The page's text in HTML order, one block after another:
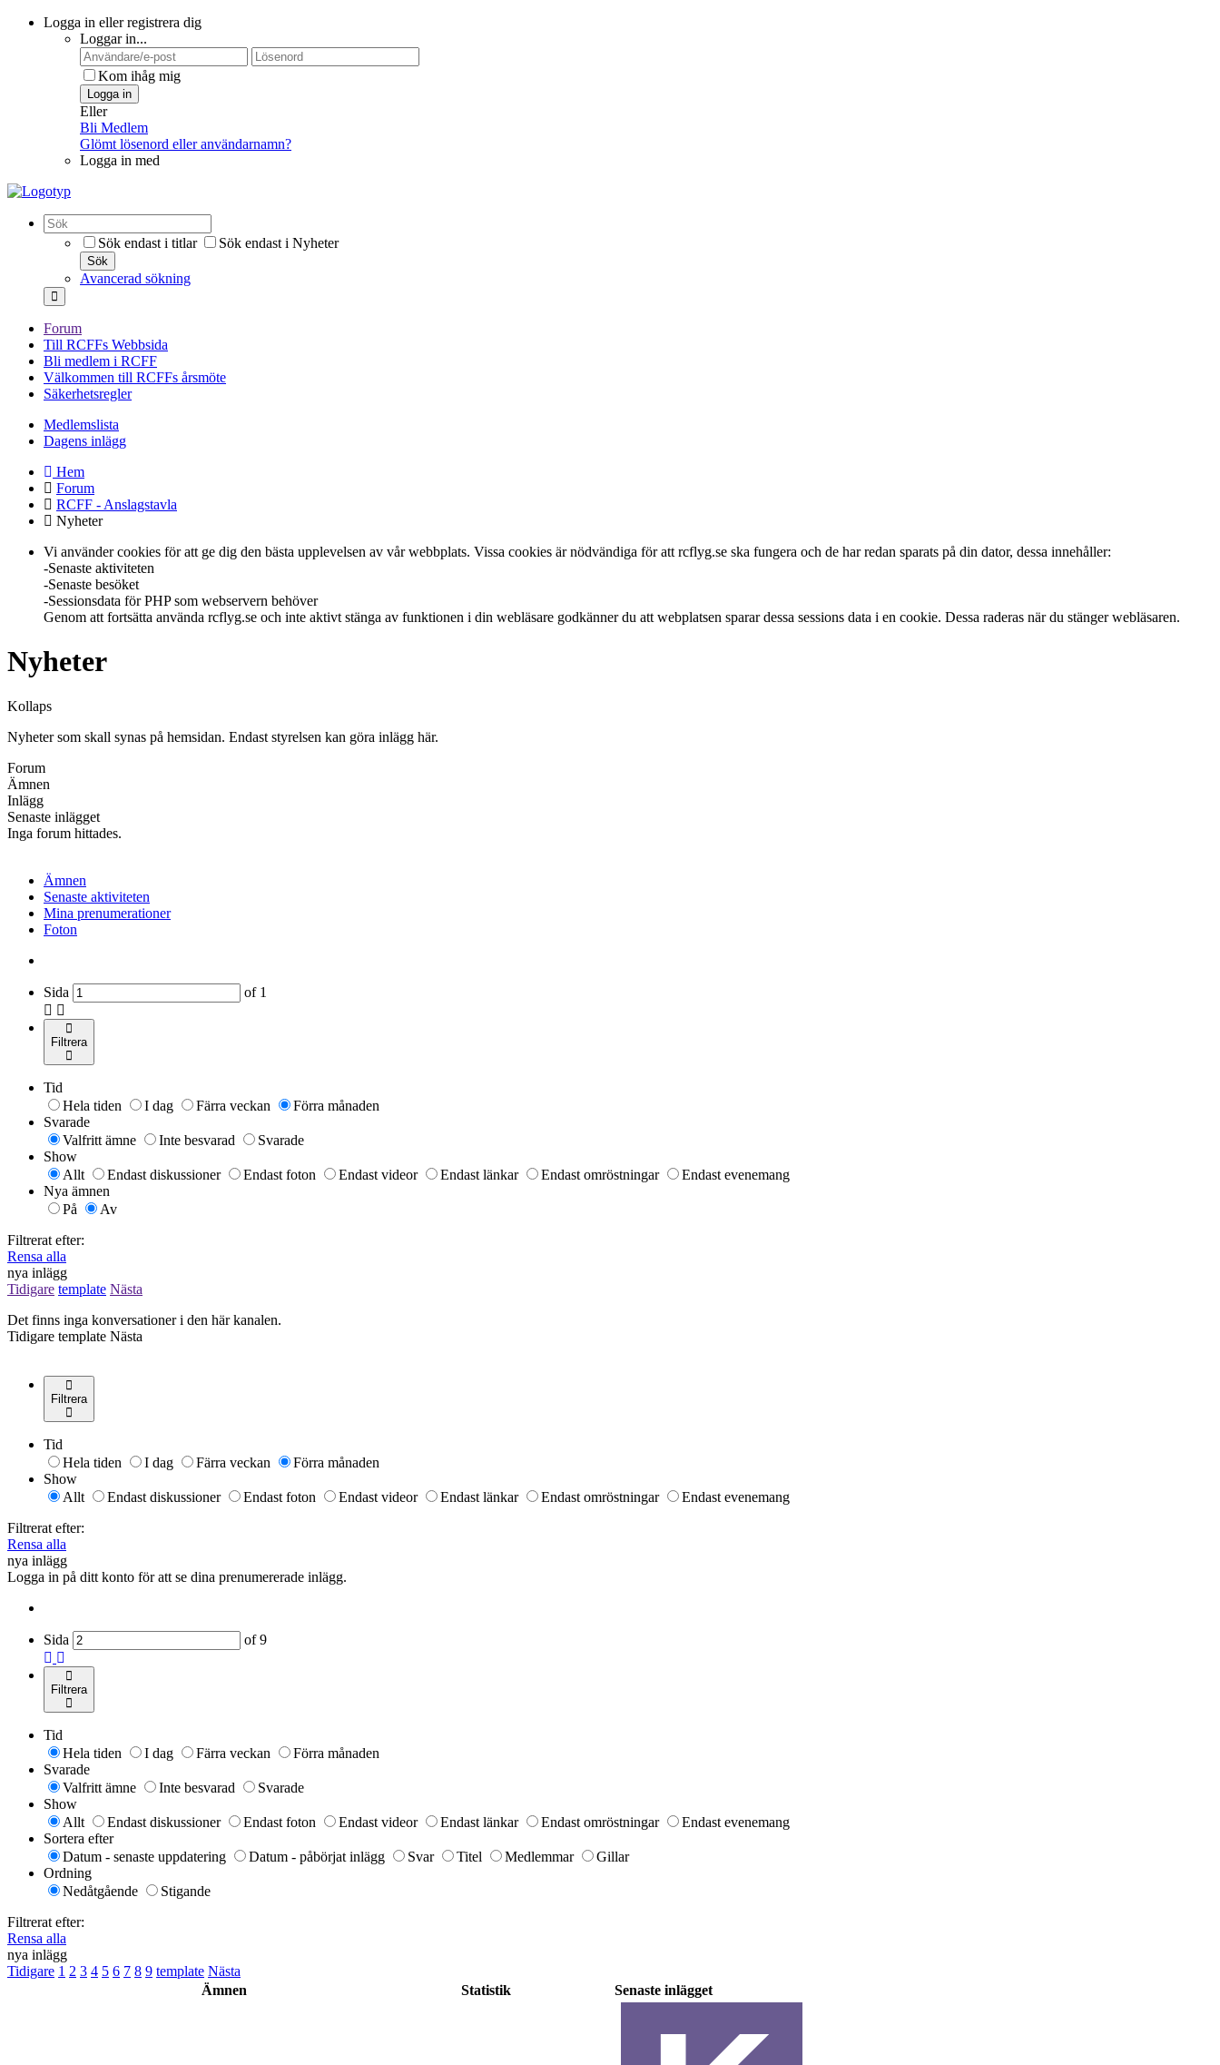
Logga in eller registrera dig
Loggar in...
Kom ihåg mig
Logga in
Eller
Bli Medlem
Glömt lösenord eller användarnamn?
Logga in med
Sök endast i titlar Sök endast i Nyheter
Sök
Avancerad sökning
Forum
Till RCFFs Webbsida
Bli medlem i RCFF
Välkommen till RCFFs årsmöte
Säkerhetsregler
Medlemslista
Dagens inlägg
Hem
Forum
RCFF - Anslagstavla
Nyheter
Vi använder cookies för att ge dig den bästa upplevelsen av vår webbplats. Vissa cookies är nödvändiga för att rcflyg.se ska fungera och de har redan sparats på din dator, dessa innehåller:
-Senaste aktiviteten
-Senaste besöket
-Sessionsdata för PHP som webservern behöver
Genom att fortsätta använda rcflyg.se och inte aktivt stänga av funktionen i din webläsare godkänner du att webplatsen sparar dessa sessions data i en cookie. Dessa raderas när du stänger webläsaren.
Nyheter
Kollaps
Nyheter som skall synas på hemsidan. Endast styrelsen kan göra inlägg här.
Forum
Ämnen
Inlägg
Senaste inlägget
Inga forum hittades.
Ämnen
Senaste aktiviteten
Mina prenumerationer
Foton
Sida of 1
Filtrera
Tid
Hela tiden
I dag Färra veckan
Förra månaden
Svarade
Valfritt ämne
Inte besvarad
Svarade
Show
Allt
Endast diskussioner Endast foton Endast videor Endast länkar Endast omröstningar
Endast evenemang
Nya ämnen
På
Av
Filtrerat efter:
Rensa alla
nya inlägg
Tidigare template Nästa
Det finns inga konversationer i den här kanalen.
Tidigare template Nästa
Filtrera
Tid
Hela tiden
I dag Färra veckan
Förra månaden
Show
Allt
Endast diskussioner Endast foton Endast videor Endast länkar Endast omröstningar
Endast evenemang
Filtrerat efter:
Rensa alla
nya inlägg
Logga in på ditt konto för att se dina prenumererade inlägg.
Sida of 9
Filtrera
Tid
Hela tiden
I dag Färra veckan
Förra månaden
Svarade
Valfritt ämne
Inte besvarad
Svarade
Show
Allt
Endast diskussioner Endast foton Endast videor Endast länkar Endast omröstningar
Endast evenemang
Sortera efter
Datum - senaste uppdatering
Datum - påbörjat inlägg Svar Titel Medlemmar
Gillar
Ordning
Nedåtgående
Stigande
Filtrerat efter:
Rensa alla
nya inlägg
Tidigare 1 2 3 4 5 6 7 8 9 template Nästa
Ämnen
Statistik Senaste inlägget